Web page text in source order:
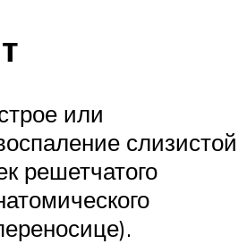
или
слизистой
решетчатого